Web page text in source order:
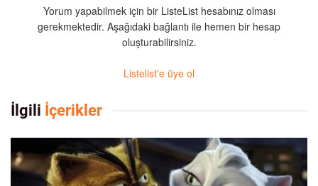
Yorum yapabilmek için bir ListeList hesabınız olması
gerekmektedir. Aşağıdaki bağlantı ile hemen bir hesap
oluşturabilirsiniz.
Listelist'e üye ol
İlgili İçerikler